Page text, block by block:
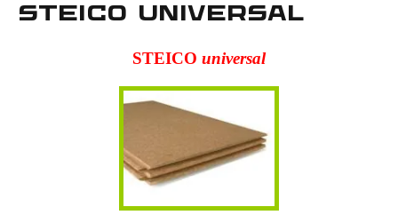
STEICO universal
STEICO universal